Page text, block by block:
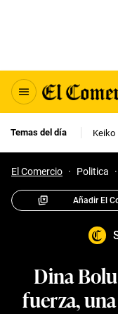
Temas del día Keiko
El Comercio · Politica ·
Añadir El
Dina
fuerza,